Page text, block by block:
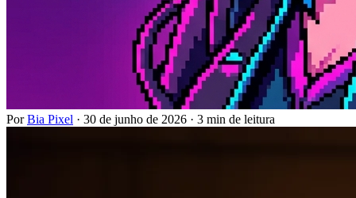
PorBia Pixel · 30 de junho de 2026 · 3 min de leitura